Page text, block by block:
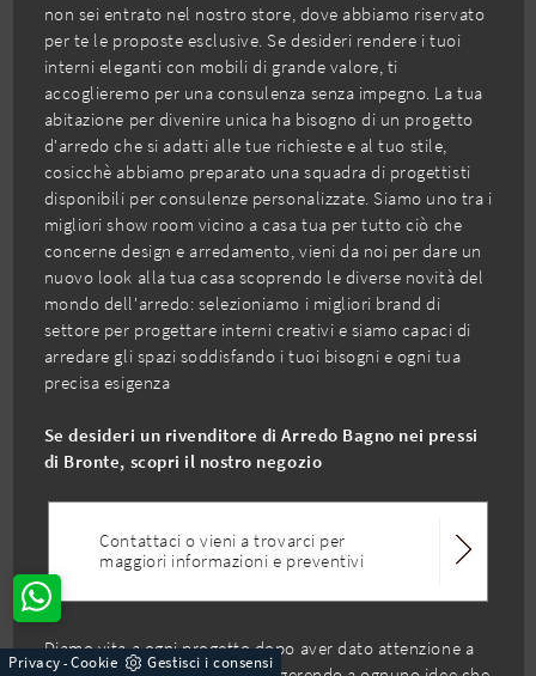
non sei entrato nel nostro store, dove abbiamo riservato
per te le proposte esclusive. Se desideri rendere i tuoi
interni eleganti con mobili di grande valore, ti
accoglieremo per una consulenza senza impegno. La tua
abitazione per divenire unica ha bisogno di un progetto
d'arredo che si adatti alle tue richieste e al tuo stile,
cosicchè abbiamo preparato una squadra di progettisti
disponibili per consulenze personalizzate. Siamo uno tra i
migliori show room vicino a casa tua per tutto ciò che
concerne design e arredamento, vieni da noi per dare un
nuovo look alla tua casa scoprendo le diverse novità del
mondo dell'arredo: selezioniamo i migliori brand di
settore per progettare interni creativi e siamo capaci di
arredare gli spazi soddisfando i tuoi bisogni e ogni tua
precisa esigenza
Se desideri un rivenditore di Arredo Bagno nei pressi
di Bronte, scopri il nostro negozio
Contattaci o vieni a trovarci per
maggiori informazioni e preventivi
Diamo vita a ogni progetto dopo aver dato attenzione a
Privacy -Cookie Gestisci i consensi